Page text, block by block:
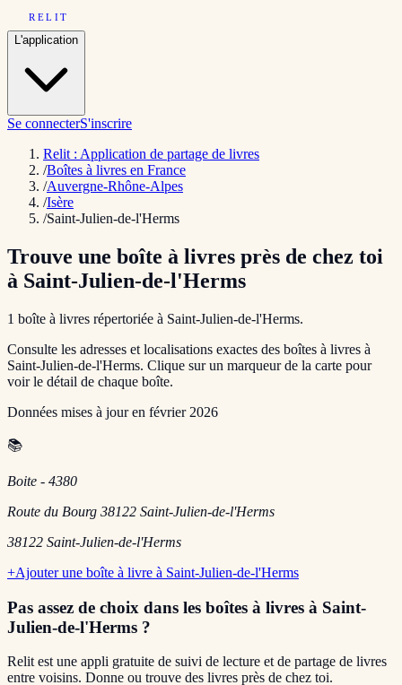
RELIT
L'application
Se connecterS'inscrire
Relit : Application de partage de livres
/Boîtes à livres en France
/Auvergne-Rhône-Alpes
/Isère
/Saint-Julien-de-l'Herms
Trouve une boîte à livres près de chez toi
à Saint-Julien-de-l'Herms
1 boîte à livres répertoriée à Saint-Julien-de-l'Herms.
Consulte les adresses et localisations exactes des boîtes à livres à
Saint-Julien-de-l'Herms. Clique sur un marqueur de la carte pour
voir le détail de chaque boîte.
Données mises à jour en février 2026
📚
Boite - 4380
Route du Bourg 38122 Saint-Julien-de-l'Herms
38122 Saint-Julien-de-l'Herms
+Ajouter une boîte à livre à Saint-Julien-de-l'Herms
Pas assez de choix dans les boîtes à livres à Saint-
Julien-de-l'Herms ?
Relit est une appli gratuite de suivi de lecture et de partage de livres
entre voisins. Donne ou trouve des livres près de chez toi.